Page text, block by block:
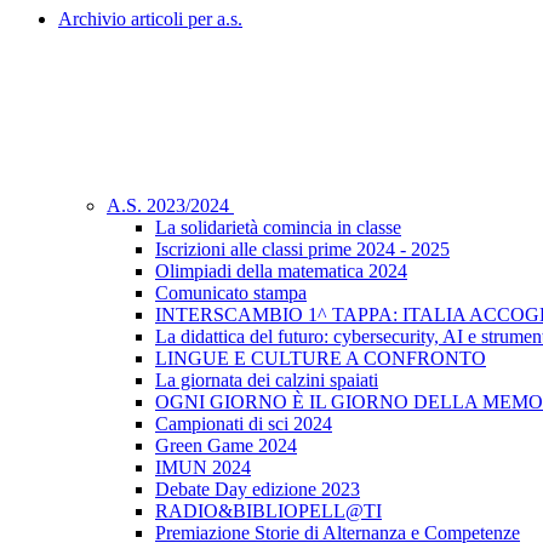
Archivio articoli per a.s.
A.S. 2023/2024
La solidarietà comincia in classe
Iscrizioni alle classi prime 2024 - 2025
Olimpiadi della matematica 2024
Comunicato stampa
INTERSCAMBIO 1^ TAPPA: ITALIA
La didattica del futuro: cybersecurity, AI e
LINGUE E CULTURE A CONFRONTO
La giornata dei calzini spaiati
OGNI GIORNO È IL GIORNO DELLA
Campionati di sci 2024
Green Game 2024
IMUN 2024
Debate Day edizione 2023
RADIO&BIBLIOPELL@TI
Premiazione Storie di Alternanza e Competenze